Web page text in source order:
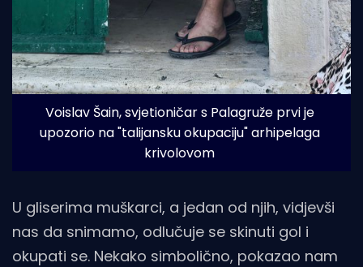
Voislav Šain, svjetioničar s Palagruže prvi je
upozorio na "talijansku okupaciju" arhipelaga
krivolovom
U gliserima muškarci, a jedan od njih, vidjevši
nas da snimamo, odlučuje se skinuti gol i
okupati se. Nekako simbolično, pokazao nam